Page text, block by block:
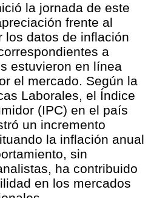
la jornada de este
frente al
los datos de inflación
a
estuvieron en línea
el mercado. Según la
Laborales, el Índice
(IPC) en el país
un incremento
la inflación anual
sin
ha contribuido
en los mercados